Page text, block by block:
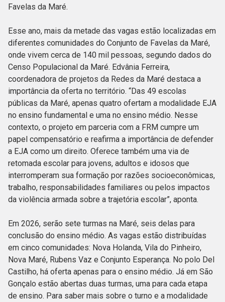
Favelas da Maré.
Esse ano, mais da metade das vagas estão localizadas em
diferentes comunidades do Conjunto de Favelas da Maré,
onde vivem cerca de 140 mil pessoas, segundo dados do
Censo Populacional da Maré. Edvânia Ferreira,
coordenadora de projetos da Redes da Maré destaca a
importância da oferta no território. “Das 49 escolas
públicas da Maré, apenas quatro ofertam a modalidade EJA
no ensino fundamental e uma no ensino médio. Nesse
contexto, o projeto em parceria com a FRM cumpre um
papel compensatório e reafirma a importância de defender
a EJA como um direito. Oferece também uma via de
retomada escolar para jovens, adultos e idosos que
interromperam sua formação por razões socioeconômicas,
trabalho, responsabilidades familiares ou pelos impactos
da violência armada sobre a trajetória escolar”, aponta.
Em 2026, serão sete turmas na Maré, seis delas para
conclusão do ensino médio. As vagas estão distribuídas
em cinco comunidades: Nova Holanda, Vila do Pinheiro,
Nova Maré, Rubens Vaz e Conjunto Esperança. No polo Del
Castilho, há oferta apenas para o ensino médio. Já em São
Gonçalo estão abertas duas turmas, uma para cada etapa
de ensino. Para saber mais sobre o turno e a modalidade